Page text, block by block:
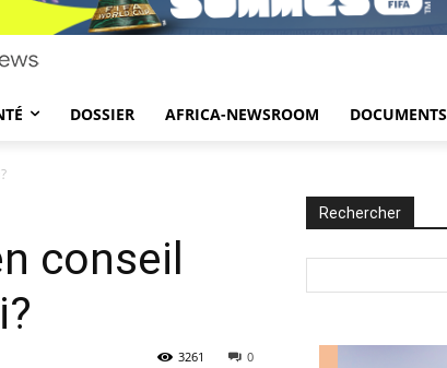
DOSSIER AFRICA-NEWSROOM DOCUMENTS
conseil
0
3261
Rechercher